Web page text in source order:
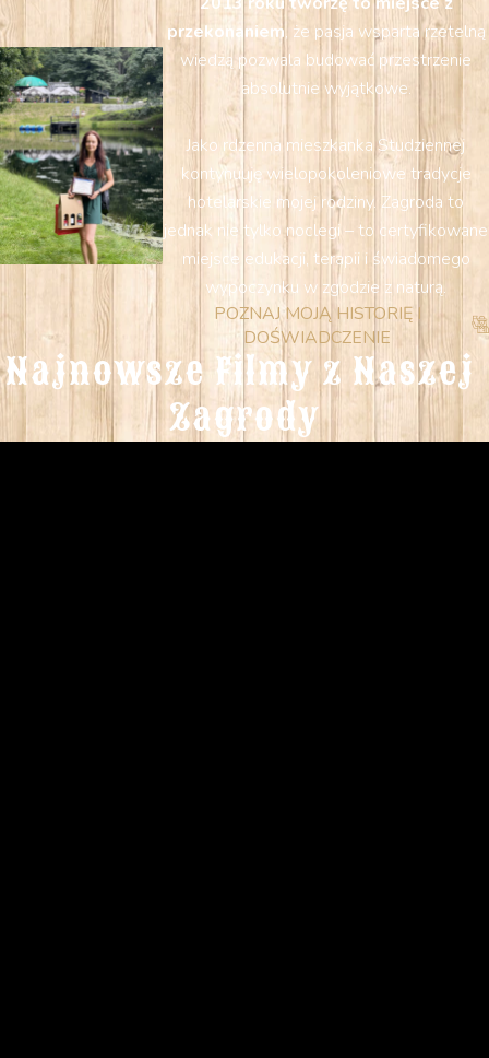
przekonaniem, że pasja wsparta rzetelną
wiedzą pozwala budować przestrzenie
absolutnie wyjątkowe.
Jako rdzenna mieszkanka Studziennej
kontynuuję wielopokoleniowe tradycje
hotelarskie mojej rodziny. Zagroda to
jednak nie tylko noclegi – to certyfikowane
miejsce edukacji, terapii i świadomego
wypoczynku w zgodzie z naturą.
POZNAJ MOJĄ HISTORIĘ I
DOŚWIADCZENIE
Najnowsze Filmy z Naszej
Zagrody